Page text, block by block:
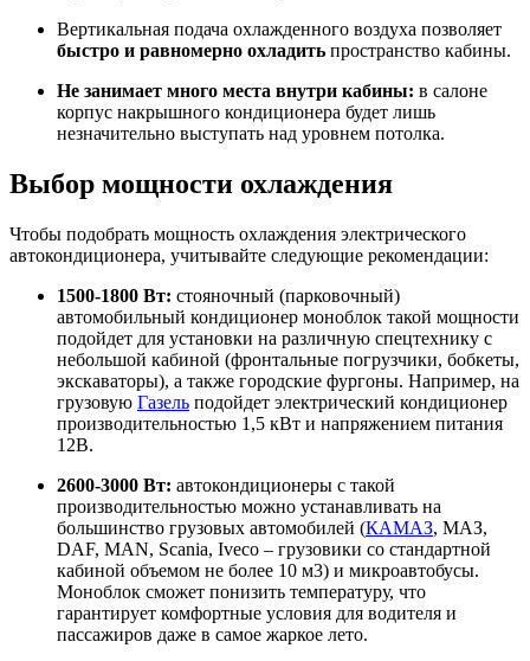
Вертикальная подача охлажденного воздуха позволяет
быстро и равномерно охладить пространство кабины.
Не занимает много места внутри кабины: в салоне
корпус накрышного кондиционера будет лишь
незначительно выступать над уровнем потолка.
Выбор мощности охлаждения
Чтобы подобрать мощность охлаждения электрического
автокондиционера, учитывайте следующие рекомендации:
1500-1800 Вт: стояночный (парковочный)
автомобильный кондиционер моноблок такой мощности
подойдет для установки на различную спецтехнику с
небольшой кабиной (фронтальные погрузчики, бобкеты,
экскаваторы), а также городские фургоны. Например, на
грузовую Газель подойдет электрический кондиционер
производительностью 1,5 кВт и напряжением питания
12В.
2600-3000 Вт: автокондиционеры с такой
производительностью можно устанавливать на
большинство грузовых автомобилей (КАМАЗ, МАЗ,
DAF, MAN, Scania, Iveco – грузовики со стандартной
кабиной объемом не более 10 м3) и микроавтобусы.
Моноблок сможет понизить температуру, что
гарантирует комфортные условия для водителя и
пассажиров даже в самое жаркое лето.